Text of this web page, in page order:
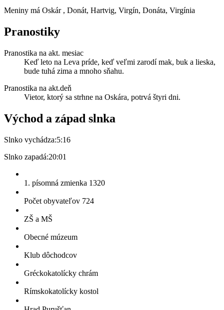
Meniny má Oskár , Donát, Hartvig, Virgín, Donáta, Virgínia
Pranostiky
Pranostika na akt. mesiac
Keď leto na Leva príde, keď veľmi zarodí mak, buk a lieska,
bude tuhá zima a mnoho sňahu.
Pranostika na akt.deň
Vietor, ktorý sa strhne na Oskára, potrvá štyri dni.
Východ a západ slnka
Slnko vychádza:5:16
Slnko zapadá:20:01
1. písomná zmienka 1320
Počet obyvateľov 724
ZŠ a MŠ
Obecné múzeum
Klub dôchodcov
Gréckokatolícky chrám
Rímskokatolícky kostol